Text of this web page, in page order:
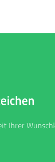
Ihrer